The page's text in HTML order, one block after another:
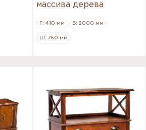
массива дерева
Г: 410 мм В: 2000 мм
Ш: 760 мм